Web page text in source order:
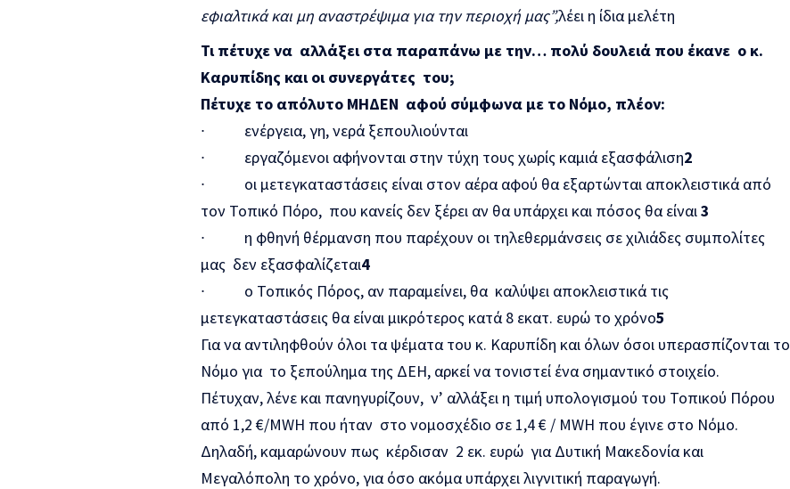
εφιαλτικά και μη αναστρέψιμα για την περιοχή μας”,λέει η ίδια μελέτη
Τι πέτυχε να αλλάξει στα παραπάνω με την… πολύ δουλειά που έκανε ο κ.
Καρυπίδης και οι συνεργάτες του;
Πέτυχε το απόλυτο ΜΗΔΕΝ αφού σύμφωνα με το Νόμο, πλέον:
∙
ενέργεια, γη, νερά ξεπουλιούνται
∙
εργαζόμενοι αφήνονται στην τύχη τους χωρίς καμιά εξασφάλιση2
∙
οι μετεγκαταστάσεις είναι στον αέρα αφού θα εξαρτώνται αποκλειστικά από
τον Τοπικό Πόρο, που κανείς δεν ξέρει αν θα υπάρχει και πόσος θα είναι3
∙
η φθηνή θέρμανση που παρέχουν οι τηλεθερμάνσεις σε χιλιάδες συμπολίτες
μας δεν εξασφαλίζεται4
∙
ο Τοπικός Πόρος, αν παραμείνει, θα καλύψει αποκλειστικά τις
μετεγκαταστάσεις θα είναι μικρότερος κατά 8 εκατ. ευρώ το χρόνο5
Για να αντιληφθούν όλοι τα ψέματα του κ. Καρυπίδη και όλων όσοι υπερασπίζονται το
Νόμο για το ξεπούλημα της ΔΕΗ, αρκεί να τονιστεί ένα σημαντικό στοιχείο.
Πέτυχαν, λένε και πανηγυρίζουν, ν’ αλλάξει η τιμή υπολογισμού του Τοπικού Πόρου
από 1,2 €/MWH που ήταν στο νομοσχέδιο σε 1,4 € / MWH που έγινε στο Νόμο.
Δηλαδή, καμαρώνουν πως κέρδισαν 2 εκ. ευρώ για Δυτική Μακεδονία και
Μεγαλόπολη το χρόνο, για όσο ακόμα υπάρχει λιγνιτική παραγωγή.